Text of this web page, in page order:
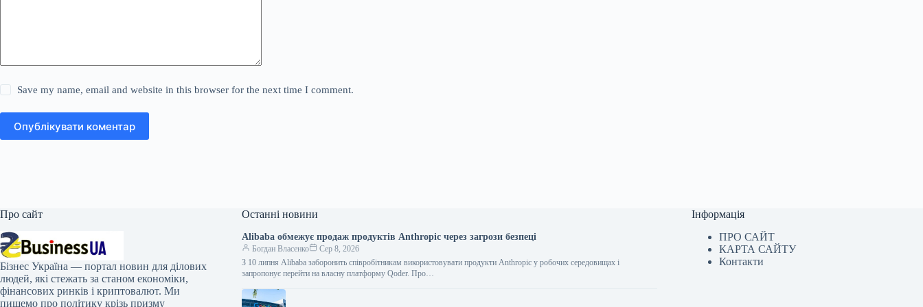
Save my name, email and website in this browser for the next time I comment.
Опублікувати коментар
Про сайт
Бізнес Україна — портал новин для ділових
людей, які стежать за станом економіки,
фінансових ринків і криптовалют. Ми
пишемо про політику крізь призму
Останні новини
Alibaba обмежує продаж продуктів Anthropic через загрози безпеці
Богдан Власенко
Сер 8, 2026
З 10 липня Alibaba заборонить співробітникам використовувати продукти Anthropic у робочих середовищах і
запропонує перейти на власну платформу Qoder. Про…
Інформація
ПРО САЙТ
КАРТА САЙТУ
Контакти